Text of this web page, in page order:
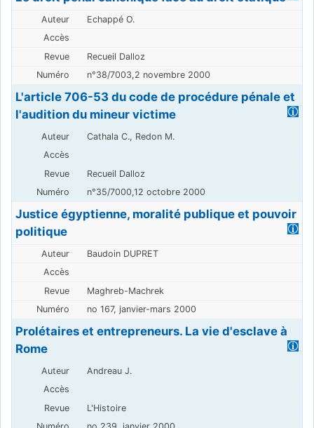
Echappé O.
Recueil Dalloz
n°38/7003,2 novembre 2000
L'article 706-53 du code de procédure pénale et
l'audition du mineur victime
Cathala C., Redon M.
Recueil Dalloz
n°35/7000,12 octobre 2000
Justice égyptienne, moralité publique et pouvoir
politique
Baudoin DUPRET
Maghreb-Machrek
no 167, janvier-mars 2000
Prolétaires et entrepreneurs. La vie d'esclave à
Rome
Andreau J.
L'Histoire